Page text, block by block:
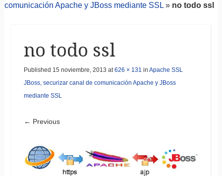
comunicación Apache y JBoss mediante SSL» no todo ssl
no todo ssl
Published 15 noviembre, 2013 at 626 × 131 in Apache SSL
JBoss, securizar canal de comunicación Apache y JBoss
mediante SSL
← Previous